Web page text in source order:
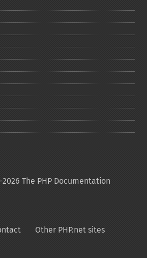
The PHP Documentation
Other PHP.net sites